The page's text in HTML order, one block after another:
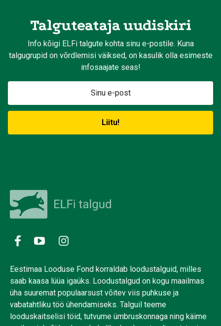
Talguteataja uudiskiri
Info kõigi ELFi talgute kohta sinu e-postile. Kuna
talgugrupid on võrdlemisi väiksed, on kasulik olla esimeste
infosaajate seas!
Eestimaa Looduse Fond korraldab loodustalguid, milles
saab kaasa lüüa igaüks. Loodustalgud on kogu maailmas
üha suuremat populaarsust võitev viis puhkuse ja
vabatahtliku töö ühendamiseks. Talguil teeme
looduskaitselisi töid, tutvume ümbruskonnaga ning käime